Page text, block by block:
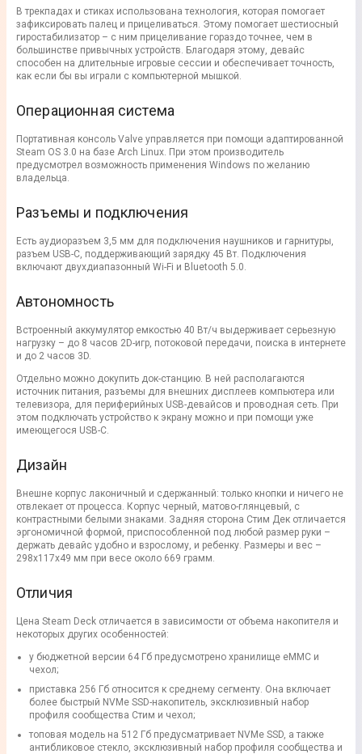
В трекпадах и стиках использована технология, которая помогает
зафиксировать палец и прицеливаться. Этому помогает шестиосный
гиростабилизатор – с ним прицеливание гораздо точнее, чем в
большинстве привычных устройств. Благодаря этому, девайс
способен на длительные игровые сессии и обеспечивает точность,
как если бы вы играли с компьютерной мышкой.
Операционная система
Портативная консоль Valve управляется при помощи адаптированной
Steam OS 3.0 на базе Arch Linux. При этом производитель
предусмотрел возможность применения Windows по желанию
владельца.
Разъемы и подключения
Есть аудиоразъем 3,5 мм для подключения наушников и гарнитуры,
разъем USB-C, поддерживающий зарядку 45 Вт. Подключения
включают двухдиапазонный Wi-Fi и Bluetooth 5.0.
Автономность
Встроенный аккумулятор емкостью 40 Вт/ч выдерживает серьезную
нагрузку – до 8 часов 2D-игр, потоковой передачи, поиска в интернете
и до 2 часов 3D.
Отдельно можно докупить док-станцию. В ней располагаются
источник питания, разъемы для внешних дисплеев компьютера или
телевизора, для периферийных USB-девайсов и проводная сеть. При
этом подключать устройство к экрану можно и при помощи уже
имеющегося USB-C.
Дизайн
Внешне корпус лаконичный и сдержанный: только кнопки и ничего не
отвлекает от процесса. Корпус черный, матово-глянцевый, с
контрастными белыми знаками. Задняя сторона Стим Дек отличается
эргономичной формой, приспособленной под любой размер руки –
держать девайс удобно и взрослому, и ребенку. Размеры и вес –
298x117x49 мм при весе около 669 грамм.
Отличия
Цена Steam Deck отличается в зависимости от объема накопителя и
некоторых других особенностей:
у бюджетной версии 64 Гб предусмотрено хранилище eMMC и
чехол;
приставка 256 Гб относится к среднему сегменту. Она включает
более быстрый NVMe SSD-накопитель, эксклюзивный набор
профиля сообщества Стим и чехол;
топовая модель на 512 Гб предусматривает NVMe SSD, а также
антибликовое стекло, эксклюзивный набор профиля сообщества и